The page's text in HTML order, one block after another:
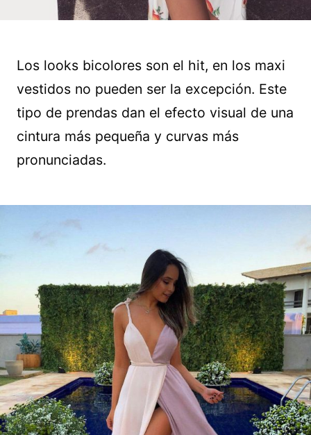
Los looks bicolores son el hit, en los maxi
vestidos no pueden ser la excepción. Este
tipo de prendas dan el efecto visual de una
cintura más pequeña y curvas más
pronunciadas.